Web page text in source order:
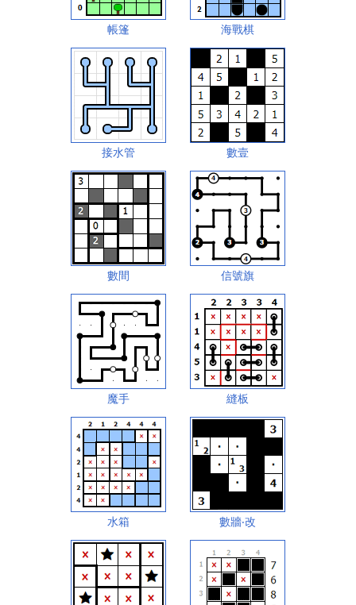
帳篷 海戰棋
接水管 數壹
數間 信號旗
魔手 縫板
水箱 數牆‧改